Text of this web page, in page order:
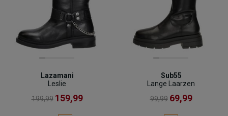
Lazamani
Leslie
199,99 159,99
Sub55
Lange Laarzen
99,99 69,99